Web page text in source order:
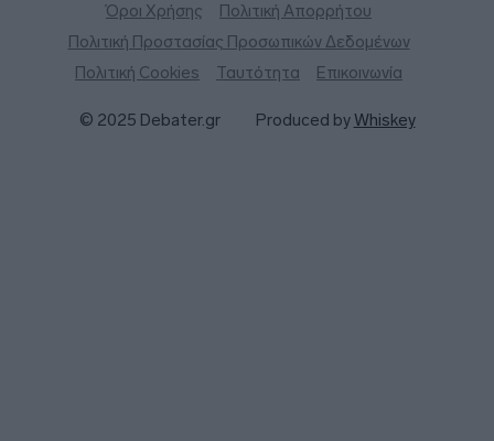
Όροι Χρήσης
Πολιτική Απορρήτου
Πολιτική Προστασίας Προσωπικών Δεδομένων
Πολιτική Cookies
Ταυτότητα Επικοινωνία
© 2025 Debater.gr Produced byWhiskey